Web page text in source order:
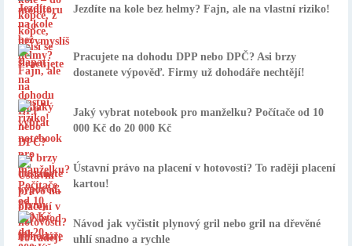
Jezdíte na kole bez helmy? Fajn, ale na vlastní riziko!
Pracujete na dohodu DPP nebo DPČ? Asi brzy
dostanete výpověď. Firmy už dohodáře nechtějí!
Jaký vybrat notebook pro manželku? Počítače od 10
000 Kč do 20 000 Kč
Ústavní právo na placení v hotovosti? To raději placení
kartou!
Návod jak vyčistit plynový gril nebo gril na dřevěné
uhlí snadno a rychle